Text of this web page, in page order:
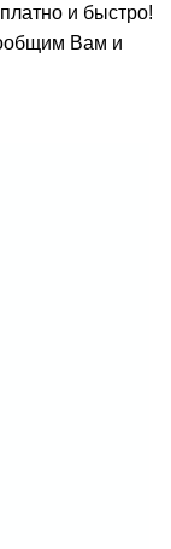
и быстро!
Вам и